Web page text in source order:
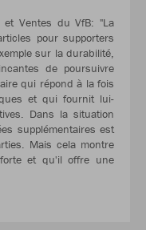
et Ventes du VfB: "La
pour supporters
sur la durabilité,
de poursuivre
qui répond à la fois
et qui fournit lui-
Dans la situation
supplémentaires est
Mais cela montre
et qu'il offre une